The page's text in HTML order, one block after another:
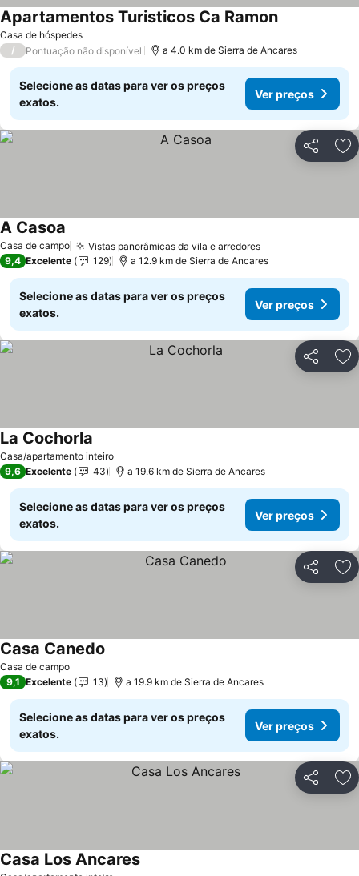
Casa de hóspedes
Apartamentos Turisticos Ca Ramon
/ Pontuação não disponível a 4.0 km de Sierra de Ancares
Selecione as datas para ver os preços
exatos.
Ver preços
Partilhar
Casa de campo Vistas panorâmicas da vila e arredores
A Casoa
9,4 Excelente 129 a 12.9 km de Sierra de Ancares
Selecione as datas para ver os preços
exatos.
Ver preços
Partilhar
Casa/apartamento inteiro
La Cochorla
9,6 Excelente 43 a 19.6 km de Sierra de Ancares
Selecione as datas para ver os preços
exatos.
Ver preços
Partilhar
Casa de campo
Casa Canedo
9,1 Excelente 13 a 19.9 km de Sierra de Ancares
Selecione as datas para ver os preços
exatos.
Ver preços
Partilhar
Casa Los Ancares